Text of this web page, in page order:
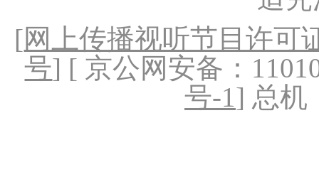
[网上传播视听节目许可
号] [ 京公网安备：
号-1] 总机